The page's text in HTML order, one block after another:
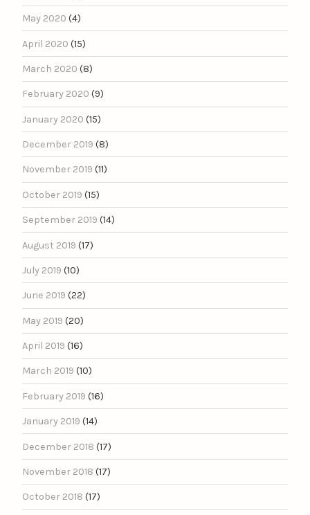
May 2020 (4)
April 2020 (15)
March 2020 (8)
February 2020 (9)
January 2020 (15)
December 2019 (8)
November 2019 (11)
October 2019 (15)
September 2019 (14)
August 2019 (17)
July 2019 (10)
June 2019 (22)
May 2019 (20)
April 2019 (16)
March 2019 (10)
February 2019 (16)
January 2019 (14)
December 2018 (17)
November 2018 (17)
October 2018 (17)